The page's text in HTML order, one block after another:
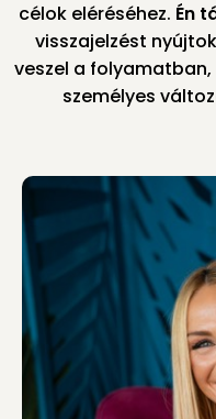
célok eléréséhez. Én
visszajelzést
veszel a
személyes